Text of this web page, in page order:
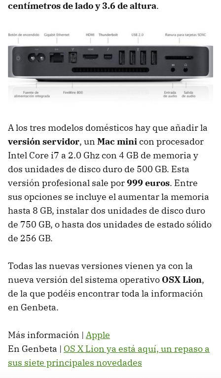
centímetros de lado y 3.6 de altura.
A los tres modelos domésticos hay que añadir la
versión servidor, un Mac minicon procesador
Intel Core i7 a 2.0 Ghz con 4 GB de memoria y
dos unidades de disco duro de 500 GB. Esta
versión profesional sale por999 euros. Entre
sus opciones se incluye el aumentar la memoria
hasta 8 GB, instalar dos unidades de disco duro
de 750 GB, o hasta dos unidades de estado sólido
de 256 GB.
Todas las nuevas versiones vienen ya con la
nueva versión del sistema operativo OSXLion,
de la que podéis encontrar toda la información
en Genbeta.
Más información | Apple
En Genbeta | OS X Lion ya está aquí, un repaso a
sus siete principales novedades